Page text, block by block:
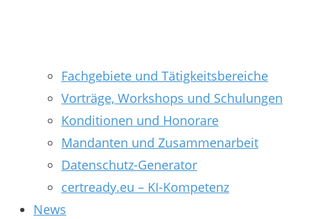
Fachgebiete und Tätigkeitsbereiche
Vorträge, Workshops und Schulungen
Konditionen und Honorare
Mandanten und Zusammenarbeit
Datenschutz-Generator
certready.eu – KI-Kompetenz
News